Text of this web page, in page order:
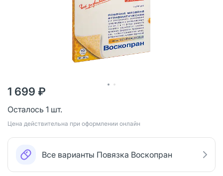
1 699 ₽
Осталось 1 шт.
Цена действительна при оформлении онлайн
Все варианты Повязка Воскопран